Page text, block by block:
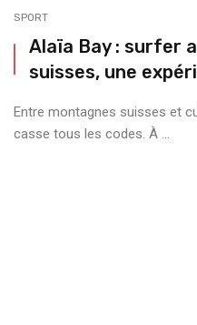
SPORT
Alaïa Bay : surfer
suisses, une
Entre montagnes suisses et
casse tous les codes. À ...